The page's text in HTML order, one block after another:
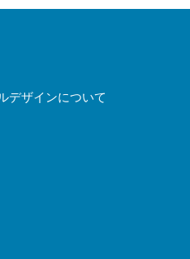
デザインについて